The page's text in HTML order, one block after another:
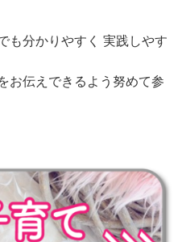
も分かりやすく 実践しやす
お伝えできるよう努めて参